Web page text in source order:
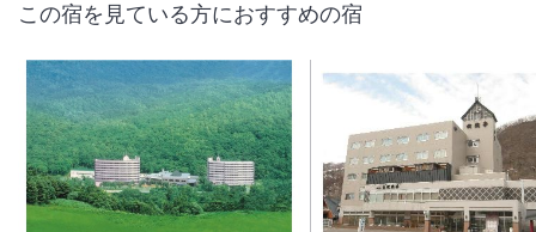
この宿を見ている方におすすめの宿